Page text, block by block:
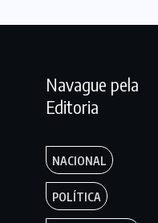
Navague pela
Editoria
NACIONAL
POLÍTICA